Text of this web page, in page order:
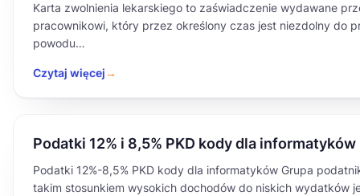
Karta zwolnienia lekarskiego to zaświadczenie wydawane
pracownikowi, który przez określony czas jest niezdolny do
powodu…
Czytaj więcej→
Podatki 12% i 8,5% PKD kody dla informatyków
Podatki 12%-8,5% PKD kody dla informatyków Grupa
takim stosunkiem wysokich dochodów do niskich wydatków